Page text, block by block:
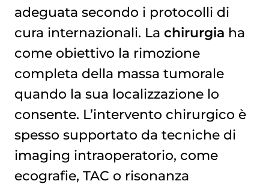
adeguata secondo i protocolli di
cura internazionali. La chirurgia ha
come obiettivo la rimozione
completa della massa tumorale
quando la sua localizzazione lo
consente. L’intervento chirurgico è
spesso supportato da tecniche di
imaging intraoperatorio, come
ecografie, TAC o risonanza